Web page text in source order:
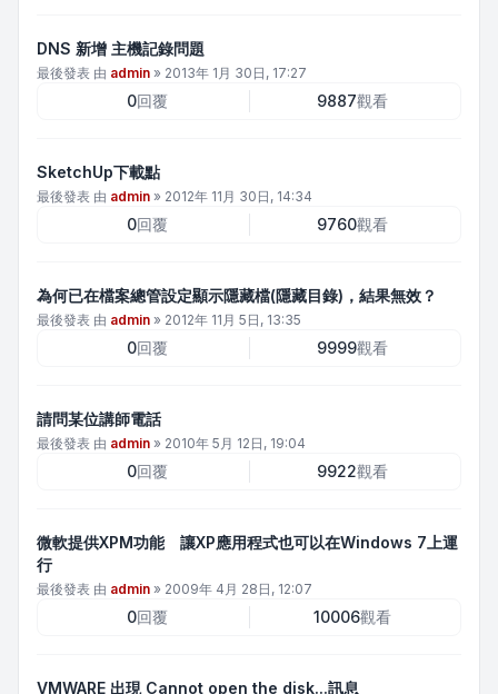
DNS 新增 主機記錄問題
最後發表 由 admin » 2013年 1月 30日, 17:27
0回覆 9887觀看
SketchUp下載點
最後發表 由 admin » 2012年 11月 30日, 14:34
0回覆 9760觀看
為何已在檔案總管設定顯示隱藏檔(隱藏目錄)，結果無效？
最後發表 由 admin » 2012年 11月 5日, 13:35
0回覆 9999觀看
請問某位講師電話
最後發表 由 admin » 2010年 5月 12日, 19:04
0回覆 9922觀看
微軟提供XPM功能 讓XP應用程式也可以在Windows 7上運
行
最後發表 由 admin » 2009年 4月 28日, 12:07
0回覆 10006觀看
VMWARE 出現 Cannot open the disk...訊息